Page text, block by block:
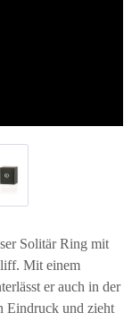
Solitär Ring mit
Mit einem
er auch in der
Eindruck und zieht